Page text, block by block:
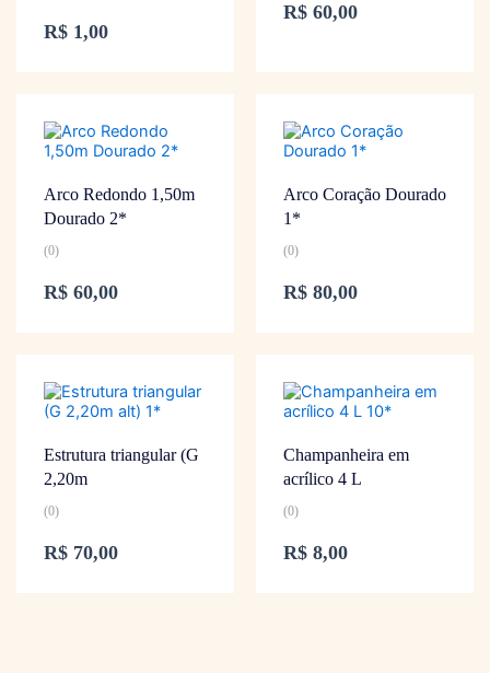
R$ 1,00
R$ 60,00
Arco Redondo 1,50m
Dourado 2*
(0)
R$ 60,00
Arco Coração Dourado
1*
(0)
R$ 80,00
Estrutura triangular (G
2,20m
(0)
R$ 70,00
Champanheira em
acrílico 4 L
(0)
R$ 8,00